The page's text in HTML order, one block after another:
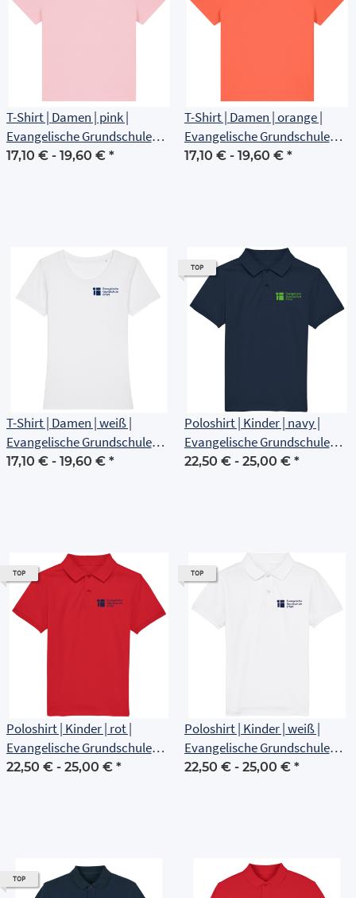
T-Shirt | Damen | pink |
Evangelische Grundschule
Erfurt
17,10 € - 19,60 € *
T-Shirt | Damen | orange |
Evangelische Grundschule
Erfurt
17,10 € - 19,60 € *
T-Shirt | Damen | weiß |
Evangelische Grundschule
Erfurt
17,10 € - 19,60 € *
TOP
Poloshirt | Kinder | navy |
Evangelische Grundschule
Erfurt
22,50 € - 25,00 € *
TOP
Poloshirt | Kinder | rot |
Evangelische Grundschule
Erfurt
22,50 € - 25,00 € *
TOP
Poloshirt | Kinder | weiß |
Evangelische Grundschule
Erfurt
22,50 € - 25,00 € *
TOP